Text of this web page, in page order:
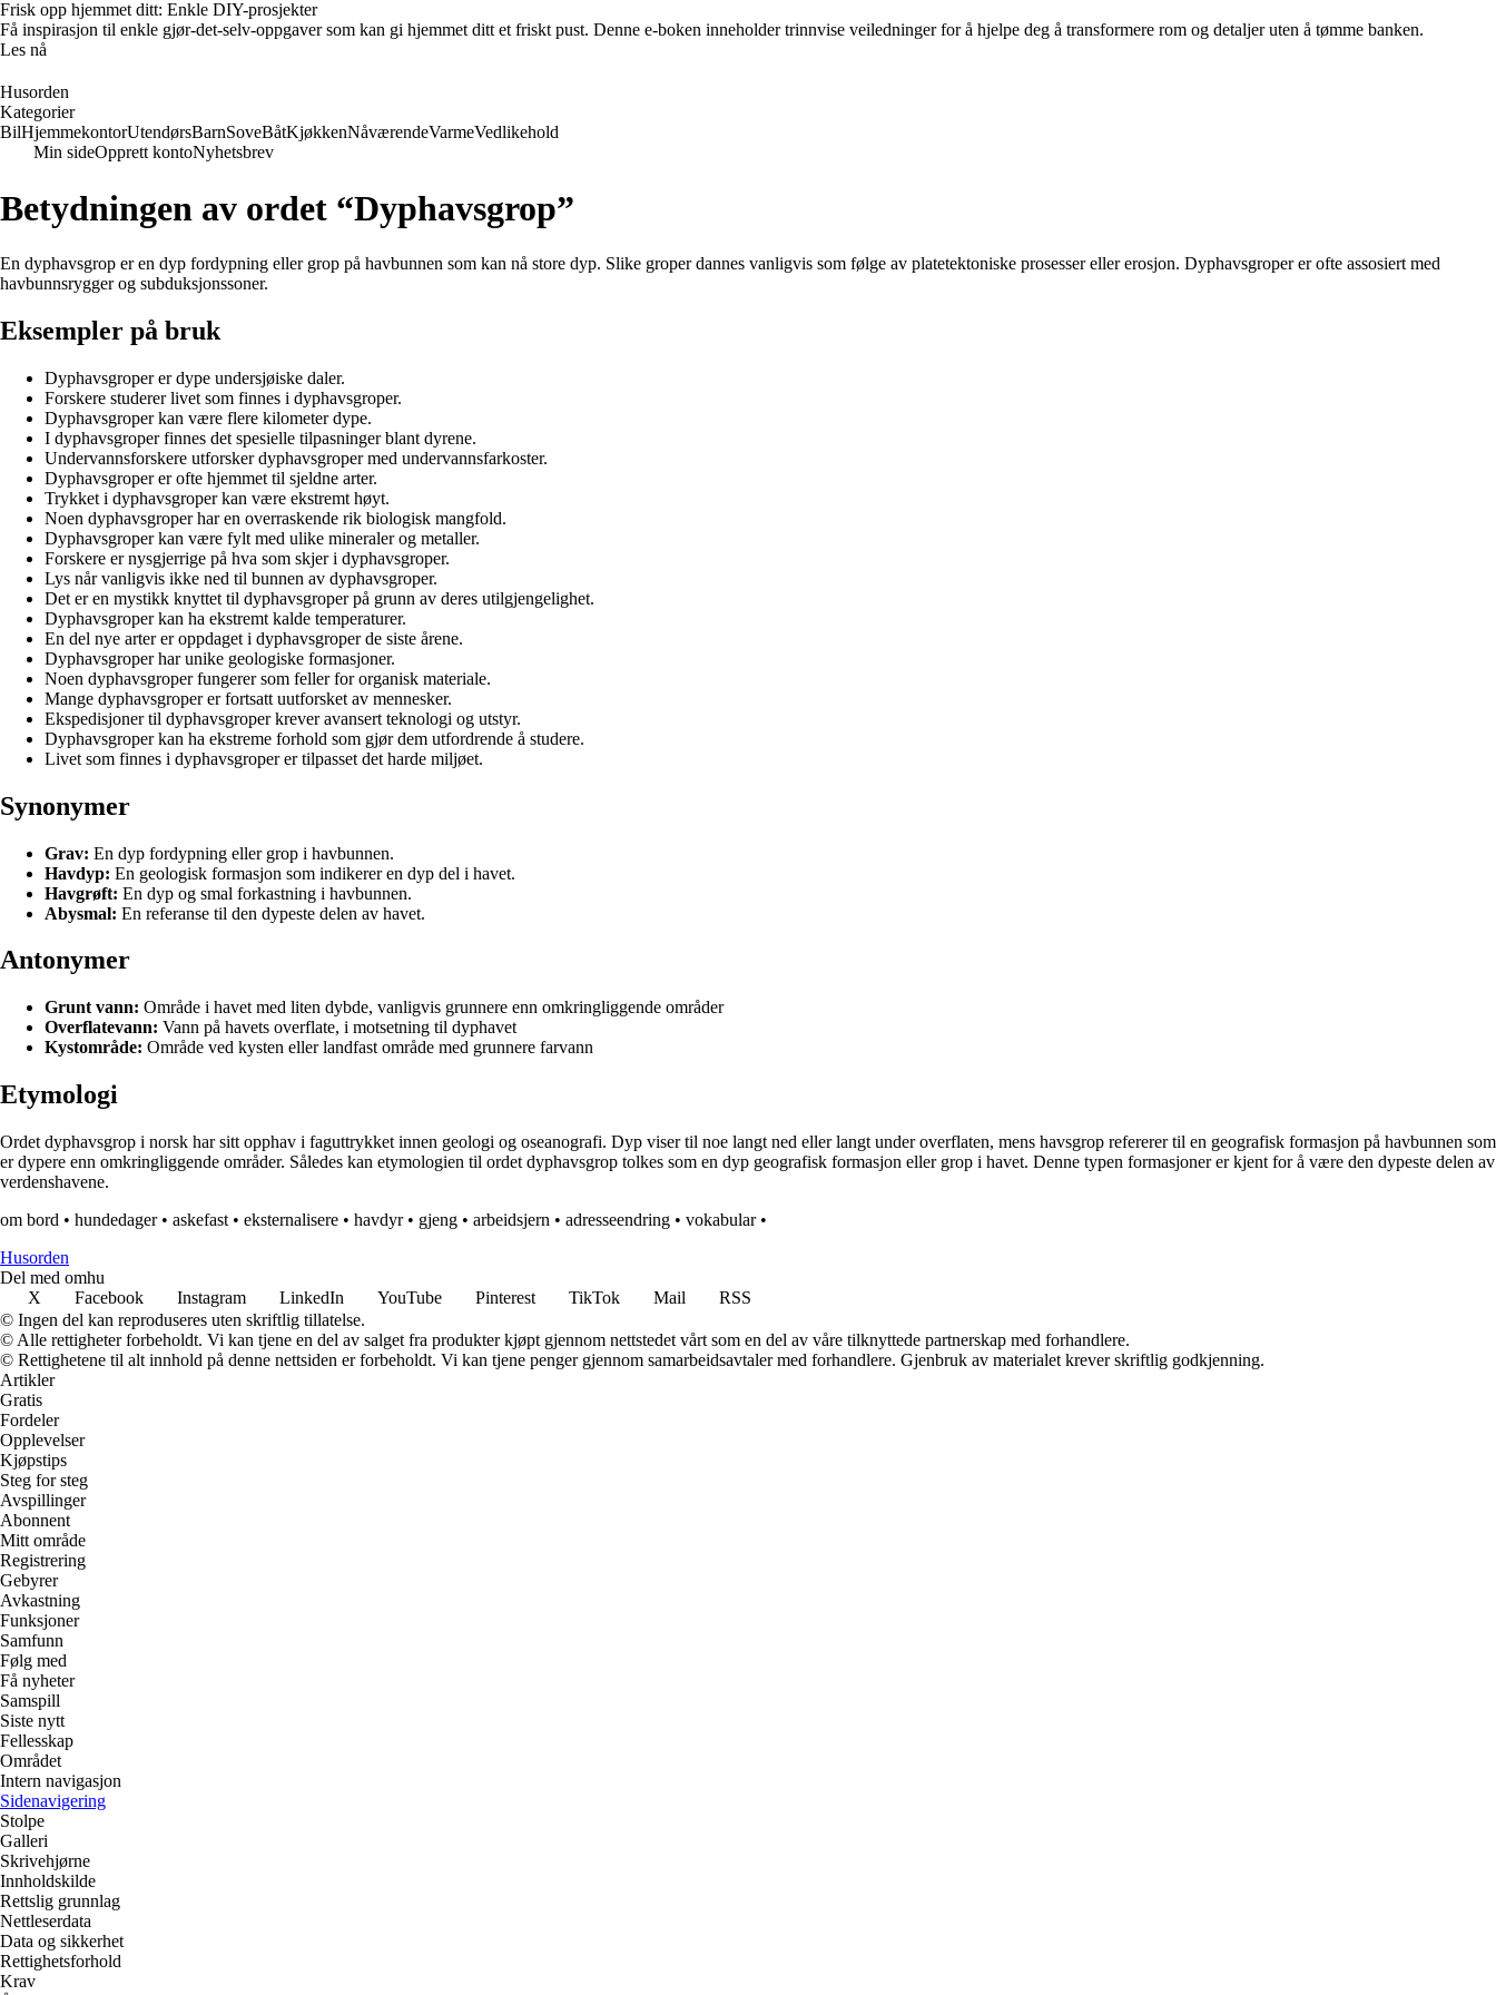
Frisk opp hjemmet ditt: Enkle DIY-prosjekter
Få inspirasjon til enkle gjør-det-selv-oppgaver som kan gi hjemmet ditt et friskt pust. Denne e-boken inneholder trinnvise veiledninger for å hjelpe deg å transformere rom og detaljer uten å tømme banken.
Les nå
Husorden
Kategorier
BilHjemmekontorUtendørsBarnSoveBåtKjøkkenNåværendeVarmeVedlikehold
Min sideOpprett kontoNyhetsbrev
Betydningen av ordet “Dyphavsgrop”
En dyphavsgrop er en dyp fordypning eller grop på havbunnen som kan nå store dyp. Slike groper dannes vanligvis som følge av platetektoniske prosesser eller erosjon. Dyphavsgroper er ofte assosiert med
havbunnsrygger og subduksjonssoner.
Eksempler på bruk
Dyphavsgroper er dype undersjøiske daler.
Forskere studerer livet som finnes i dyphavsgroper.
Dyphavsgroper kan være flere kilometer dype.
I dyphavsgroper finnes det spesielle tilpasninger blant dyrene.
Undervannsforskere utforsker dyphavsgroper med undervannsfarkoster.
Dyphavsgroper er ofte hjemmet til sjeldne arter.
Trykket i dyphavsgroper kan være ekstremt høyt.
Noen dyphavsgroper har en overraskende rik biologisk mangfold.
Dyphavsgroper kan være fylt med ulike mineraler og metaller.
Forskere er nysgjerrige på hva som skjer i dyphavsgroper.
Lys når vanligvis ikke ned til bunnen av dyphavsgroper.
Det er en mystikk knyttet til dyphavsgroper på grunn av deres utilgjengelighet.
Dyphavsgroper kan ha ekstremt kalde temperaturer.
En del nye arter er oppdaget i dyphavsgroper de siste årene.
Dyphavsgroper har unike geologiske formasjoner.
Noen dyphavsgroper fungerer som feller for organisk materiale.
Mange dyphavsgroper er fortsatt uutforsket av mennesker.
Ekspedisjoner til dyphavsgroper krever avansert teknologi og utstyr.
Dyphavsgroper kan ha ekstreme forhold som gjør dem utfordrende å studere.
Livet som finnes i dyphavsgroper er tilpasset det harde miljøet.
Synonymer
Grav: En dyp fordypning eller grop i havbunnen.
Havdyp: En geologisk formasjon som indikerer en dyp del i havet.
Havgrøft: En dyp og smal forkastning i havbunnen.
Abysmal: En referanse til den dypeste delen av havet.
Antonymer
Grunt vann: Område i havet med liten dybde, vanligvis grunnere enn omkringliggende områder
Overflatevann: Vann på havets overflate, i motsetning til dyphavet
Kystområde: Område ved kysten eller landfast område med grunnere farvann
Etymologi
Ordet dyphavsgrop i norsk har sitt opphav i faguttrykket innen geologi og oseanografi. Dyp viser til noe langt ned eller langt under overflaten, mens havsgrop refererer til en geografisk formasjon på havbunnen som
er dypere enn omkringliggende områder. Således kan etymologien til ordet dyphavsgrop tolkes som en dyp geografisk formasjon eller grop i havet. Denne typen formasjoner er kjent for å være den dypeste delen av
verdenshavene.
om bord • hundedager• askefast • eksternalisere • havdyr• gjeng • arbeidsjern • adresseendring • vokabular•
Husorden
Del med omhu
X
Facebook Instagram LinkedIn YouTube Pinterest TikTok Mail
RSS
© Ingen del kan reproduseres uten skriftlig tillatelse.
© Alle rettigheter forbeholdt. Vi kan tjene en del av salget fra produkter kjøpt gjennom nettstedet vårt som en del av våre tilknyttede partnerskap med forhandlere.
© Rettighetene til alt innhold på denne nettsiden er forbeholdt. Vi kan tjene penger gjennom samarbeidsavtaler med forhandlere. Gjenbruk av materialet krever skriftlig godkjenning.
Artikler
Gratis
Fordeler
Opplevelser
Kjøpstips
Steg for steg
Avspillinger
Abonnent
Mitt område
Registrering
Gebyrer
Avkastning
Funksjoner
Samfunn
Følg med
Få nyheter
Samspill
Siste nytt
Fellesskap
Området
Intern navigasjon
Sidenavigering
Stolpe
Galleri
Skrivehjørne
Innholdskilde
Rettslig grunnlag
Nettleserdata
Data og sikkerhet
Rettighetsforhold
Krav